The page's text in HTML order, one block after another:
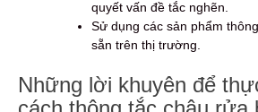
quyết vấn đề tắc nghẽn.
Sử dụng các sản phẩm
sẵn trên thị trường.
Những lời khuyên để